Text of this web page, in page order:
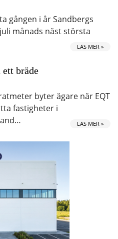
gången i år Sandbergs
månads näst största
LÄS MER »
bräde
byter ägare när EQT
fastigheter i
LÄS MER »